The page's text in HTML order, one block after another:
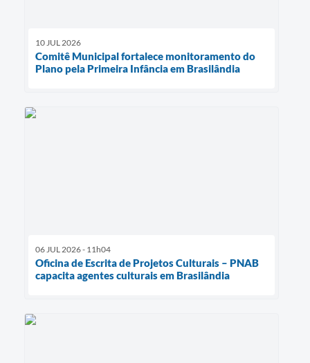
10 JUL 2026
Comitê Municipal fortalece monitoramento do
Plano pela Primeira Infância em Brasilândia
06 JUL 2026 - 11h04
Oficina de Escrita de Projetos Culturais – PNAB
capacita agentes culturais em Brasilândia